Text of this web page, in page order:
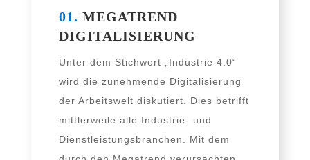
01. MEGATREND
DIGITALISIERUNG
Unter dem Stichwort „Industrie 4.0“
wird die zuneh­men­de Digitalisierung
der Arbeitswelt dis­ku­tiert. Dies betrifft
mitt­ler­wei­le alle Industrie- und
Dienstleistungsbranchen. Mit dem